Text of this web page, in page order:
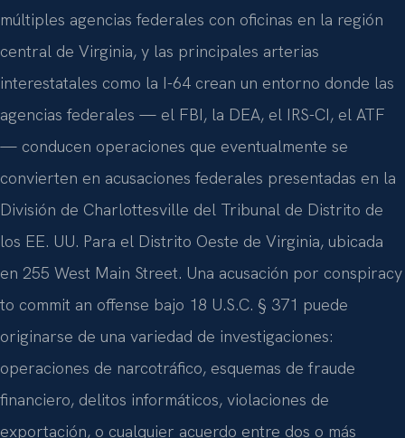
múltiples agencias federales con oficinas en la región
central de Virginia, y las principales arterias
interestatales como la I-64 crean un entorno donde las
agencias federales — el FBI, la DEA, el IRS-CI, el ATF
— conducen operaciones que eventualmente se
convierten en acusaciones federales presentadas en la
División de Charlottesville del Tribunal de Distrito de
los EE. UU. Para el Distrito Oeste de Virginia, ubicada
en 255 West Main Street. Una acusación por conspiracy
to commit an offense bajo 18 U.S.C. § 371 puede
originarse de una variedad de investigaciones:
operaciones de narcotráfico, esquemas de fraude
financiero, delitos informáticos, violaciones de
exportación, o cualquier acuerdo entre dos o más